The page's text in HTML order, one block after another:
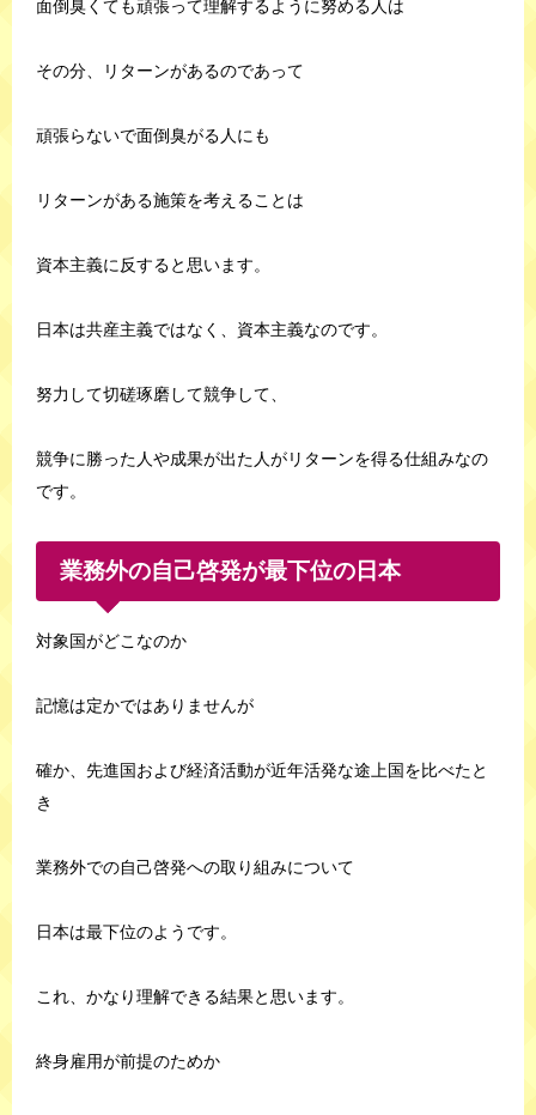
面倒臭くても頑張って理解するように努める人は
その分、リターンがあるのであって
頑張らないで面倒臭がる人にも
リターンがある施策を考えることは
資本主義に反すると思います。
日本は共産主義ではなく、資本主義なのです。
努力して切磋琢磨して競争して、
競争に勝った人や成果が出た人がリターンを得る仕組みなの
です。
業務外の自己啓発が最下位の日本
対象国がどこなのか
記憶は定かではありませんが
確か、先進国および経済活動が近年活発な途上国を比べたと
き
業務外での自己啓発への取り組みについて
日本は最下位のようです。
これ、かなり理解できる結果と思います。
終身雇用が前提のためか